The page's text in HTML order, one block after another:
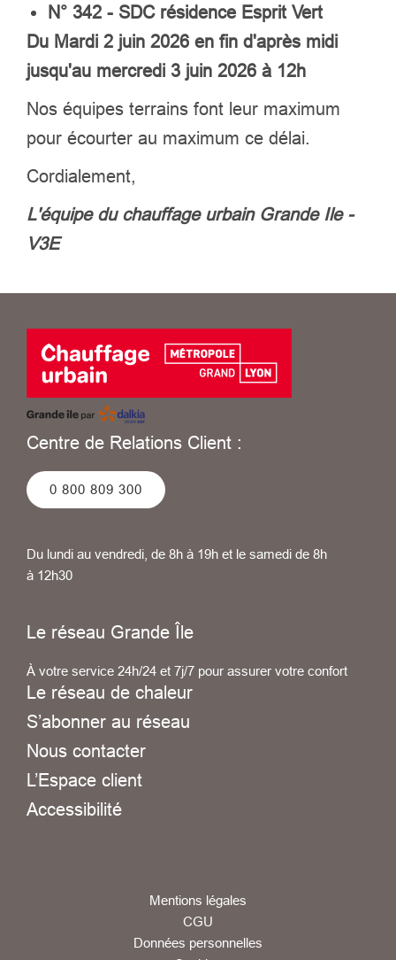
N° 342 - SDC résidence Esprit Vert
Du Mardi 2 juin 2026 en fin d'après midi
jusqu'au mercredi 3 juin 2026 à 12h
Nos équipes terrains font leur maximum
pour écourter au maximum ce délai.
Cordialement,
L'équipe du chauffage urbain Grande Ile -
V3E
Centre de Relations Client :
0 800 809 300
Du lundi au vendredi, de 8h à 19h et le samedi de 8h
à 12h30
Le réseau Grande Île
À votre service 24h/24 et 7j/7 pour assurer votre confort
Le réseau de chaleur
S’abonner au réseau
Nous contacter
L’Espace client
Accessibilité
Mentions légales
CGU
Données personnelles